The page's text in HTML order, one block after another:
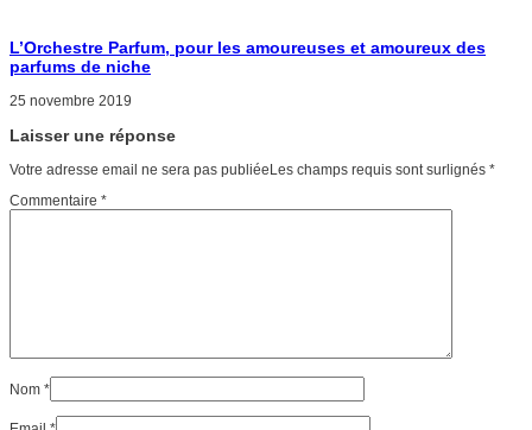
L’Orchestre Parfum, pour les amoureuses et amoureux des
parfums de niche
25 novembre 2019
Laisser une réponse
Votre adresse email ne sera pas publiéeLes champs requis sont surlignés *
Commentaire *
Nom *